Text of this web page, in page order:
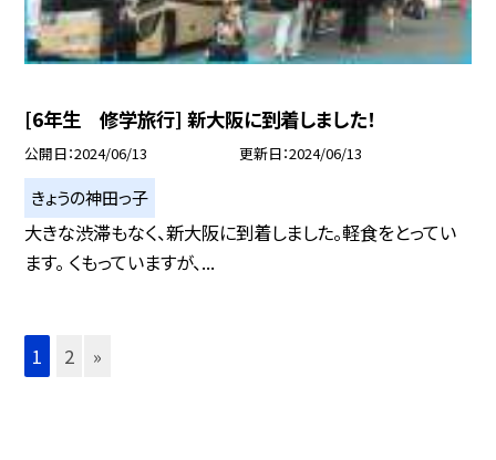
[6年生 修学旅行] 新大阪に到着しました！
公開日 2024/06/13 更新日 2024/06/13
きょうの神田っ子
大きな渋滞もなく、新大阪に到着しました。軽食をとってい
ます。 くもっていますが、...
1 2 »